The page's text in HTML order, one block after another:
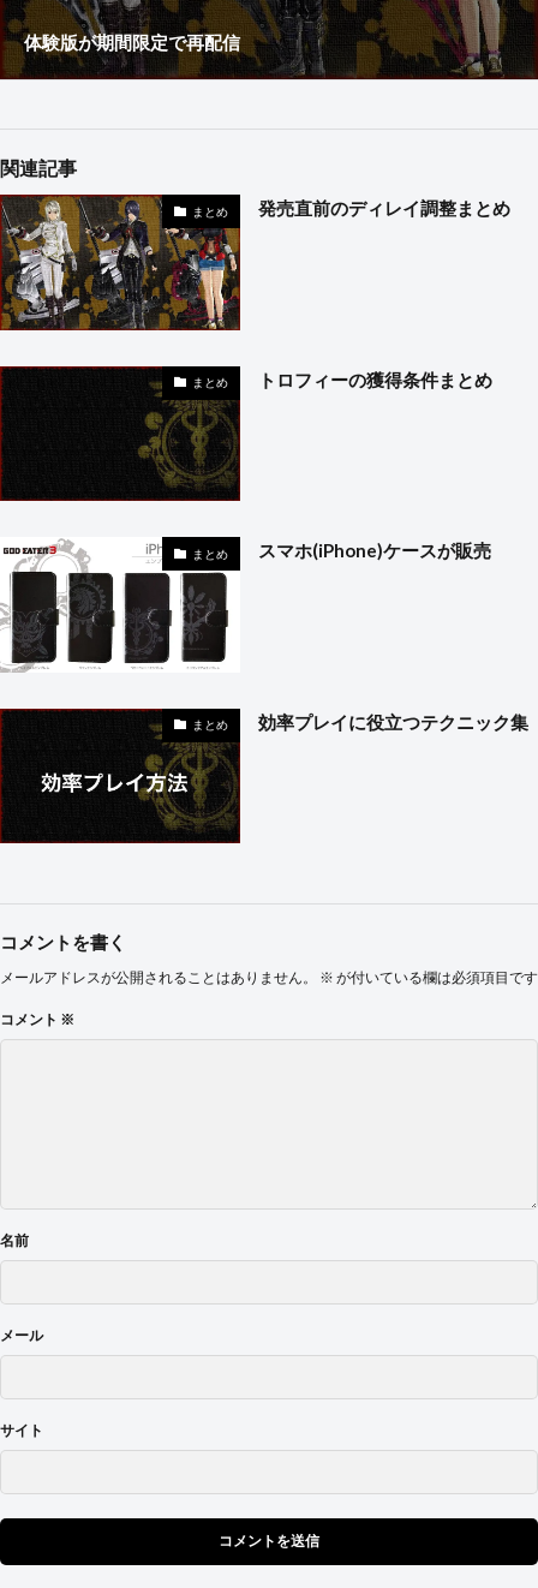
体験版が期間限定で再配信
関連記事
まとめ 発売直前のディレイ調整まとめ
まとめ トロフィーの獲得条件まとめ
まとめ スマホ(iPhone)ケースが販売
まとめ 効率プレイに役立つテクニック集
コメントを書く
メールアドレスが公開されることはありません。 ※ が付いている欄は必須項目です
コメント ※
名前
メール
サイト